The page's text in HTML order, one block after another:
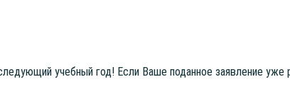
учеб­ный год! Если Ваше подан­ное заяв­ле­ние уже